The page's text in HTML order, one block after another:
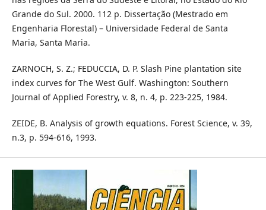
Grande do Sul. 2000. 112 p. Dissertação (Mestrado em
Engenharia Florestal) – Universidade Federal de Santa
Maria, Santa Maria.
ZARNOCH, S. Z.; FEDUCCIA, D. P. Slash Pine plantation site
index curves for The West Gulf. Washington: Southern
Journal of Applied Forestry, v. 8, n. 4, p. 223-225, 1984.
ZEIDE, B. Analysis of growth equations. Forest Science, v. 39,
n.3, p. 594-616, 1993.